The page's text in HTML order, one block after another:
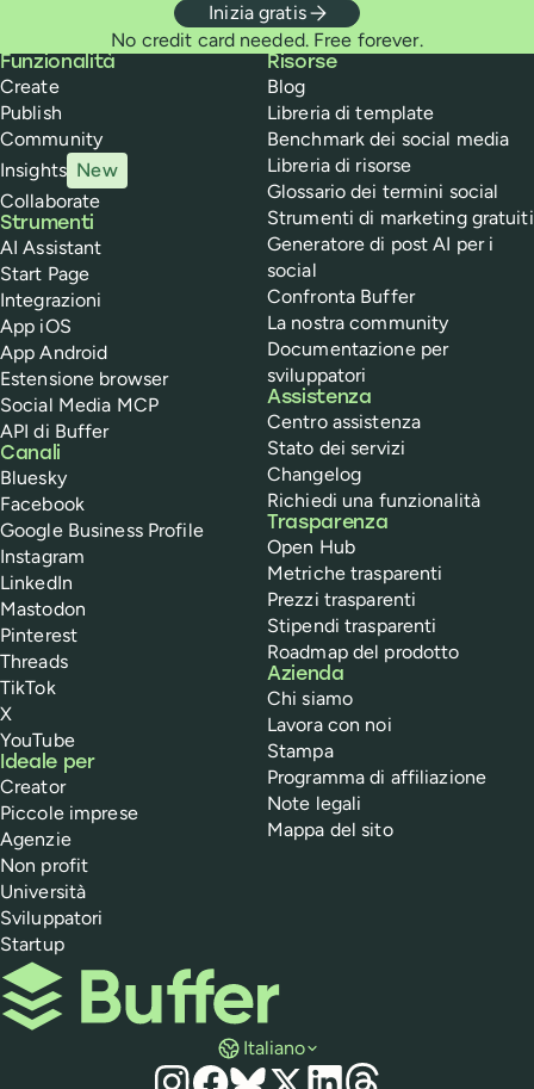
Inizia gratis
No credit card needed. Free forever.
Buffer
Funzionalità
Create
Publish
Community
Insights New
Collaborate
Strumenti
AI Assistant
Start Page
Integrazioni
App iOS
App Android
Estensione browser
Social Media MCP
API di Buffer
Canali
Bluesky
Facebook
Google Business Profile
Instagram
LinkedIn
Mastodon
Pinterest
Threads
TikTok
X
YouTube
Ideale per
Creator
Piccole imprese
Agenzie
Non profit
Università
Sviluppatori
Startup
Risorse
Blog
Libreria di template
Benchmark dei social media
Libreria di risorse
Glossario dei termini social
Strumenti di marketing gratuiti
Generatore di post AI per i
social
Confronta Buffer
La nostra community
Documentazione per
sviluppatori
Assistenza
Centro assistenza
Stato dei servizi
Changelog
Richiedi una funzionalità
Trasparenza
Open Hub
Metriche trasparenti
Prezzi trasparenti
Stipendi trasparenti
Roadmap del prodotto
Azienda
Chi siamo
Lavora con noi
Stampa
Programma di affiliazione
Note legali
Mappa del sito
Buffer
Italiano
Social media
Instagram
Facebook
Bluesky
X LinkedIn
Threads